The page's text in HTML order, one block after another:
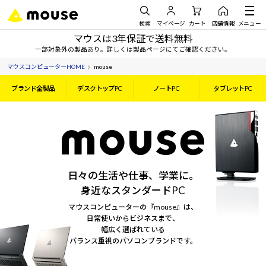
検索 マイページ カート 店舗情報 メニュー
マウスは3年保証で送料無料
一部対象外の製品あり。詳しくは製品ページにてご確認ください。
マウスコンピューターHOME mouse
ブランド全製品 デスクトップPC ノートPC タブレットPC
日々の生活や仕事、学業に。
身近なスタンダードPC
マウスコンピューターの『mouse』は、
日常使いからビジネスまで、
幅広く選ばれている
バランス重視のパソコンブランドです。